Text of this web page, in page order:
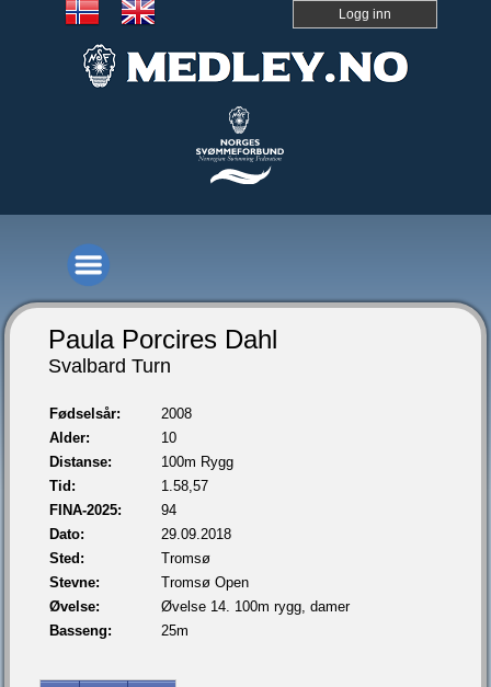
Logg inn
Paula Porcires Dahl
Svalbard Turn
Fødselsår:
2008
Alder:
10
Distanse:
100m Rygg
Tid:
1.58,57
FINA-2025:
94
Dato:
29.09.2018
Sted:
Tromsø
Stevne:
Tromsø Open
Øvelse:
Øvelse 14. 100m rygg, damer
Basseng:
25m